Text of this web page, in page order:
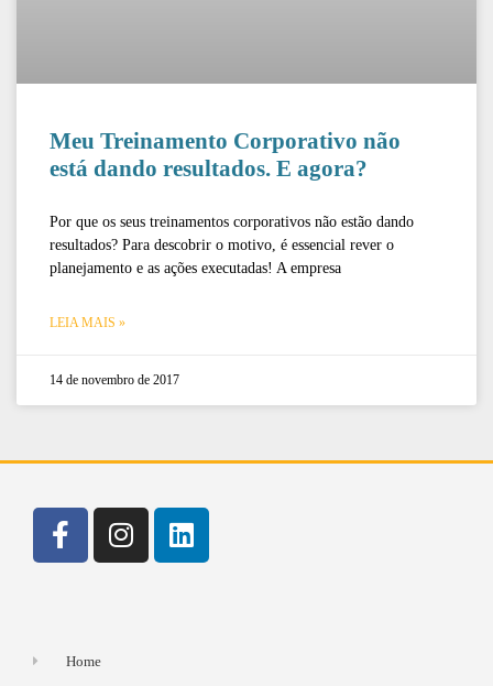
Meu Treinamento Corporativo não
está dando resultados. E agora?
Por que os seus treinamentos corporativos não estão dando
resultados? Para descobrir o motivo, é essencial rever o
planejamento e as ações executadas! A empresa
LEIA MAIS »
14 de novembro de 2017
Home